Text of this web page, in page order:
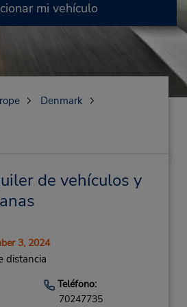
mi vehículo
Denmark
de vehículos y
3, 2024
distancia
Teléfono:
70247735